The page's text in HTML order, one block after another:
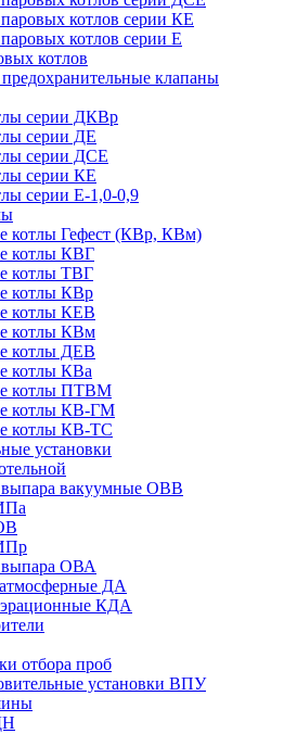
котлов серии КЕ
котлов серии Е
котлов
клапаны
серии ДКВр
серии ДЕ
серии ДСЕ
серии КЕ
серии Е-1,0-0,9
котлы Гефест (КВр, КВм)
котлы КВГ
котлы ТВГ
котлы КВр
котлы КЕВ
котлы КВм
котлы ДЕВ
котлы КВа
котлы ПТВМ
котлы КВ-ГМ
котлы КВ-ТС
установки
вакуумные ОВВ
выпара ОВА
ДА
КДА
отбора проб
установки ВПУ